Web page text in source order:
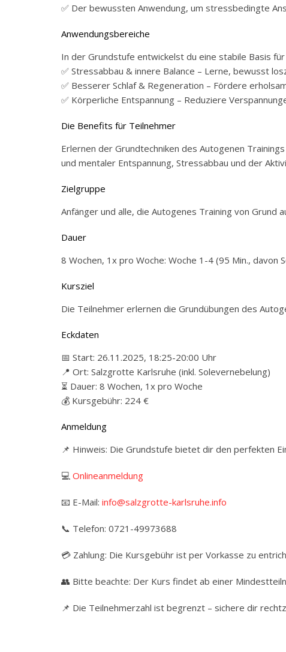
✅ Der bewussten Anwendung, um stressbedingte
Anwendungsbereiche
In der Grundstufe entwickelst du eine stabile Basis
✅ Stressabbau & innere Balance – Lerne, bewusst
✅ Besserer Schlaf & Regeneration – Fördere
✅ Körperliche Entspannung – Reduziere
Die Benefits für Teilnehmer
Erlernen der Grundtechniken des Autogenen
und mentaler Entspannung, Stressabbau und der
Zielgruppe
Anfänger und alle, die Autogenes Training von Grund
Dauer
8 Wochen, 1x pro Woche: Woche 1-4 (95 Min., davon
Kursziel
Die Teilnehmer erlernen die Grundübungen des
Eckdaten
📅 Start: 26.11.2025, 18:25-20:00 Uhr
📍 Ort: Salzgrotte Karlsruhe (inkl. Solevernebelung)
⏳ Dauer: 8 Wochen, 1x pro Woche
💰 Kursgebühr: 224 €
Anmeldung
📌 Hinweis: Die Grundstufe bietet dir den perfekten
💻 Onlineanmeldung
📧 E-Mail: info@salzgrotte-karlsruhe.info
📞 Telefon: 0721-49973688
💳 Zahlung: Die Kursgebühr ist per Vorkasse zu
👥 Bitte beachte: Der Kurs findet ab einer
📌 Die Teilnehmerzahl ist begrenzt – sichere dir